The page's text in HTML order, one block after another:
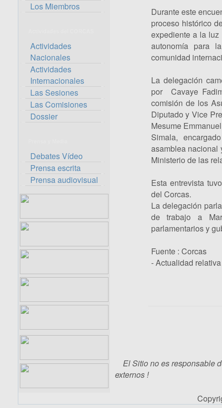
Los Miembros
Actividades
Nacionales
Actividades
Internacionales
Las Sesiones
Las Comisiones
Dossier
Debates Vídeo
Prensa escrita
Prensa audiovisual
Durante este
proceso histórico
expediente a la
autonomía para
comunidad
La delegación
por Cavaye
comisión de los
Diputado y Vice
Mesume
Simala,
asamblea nacional
Ministerio de las
Esta entrevista
del Corcas.
La delegación
de trabajo a
parlamentarios y
Fuente : Corcas
- Actualidad
El Sitio no es responsable
externos !